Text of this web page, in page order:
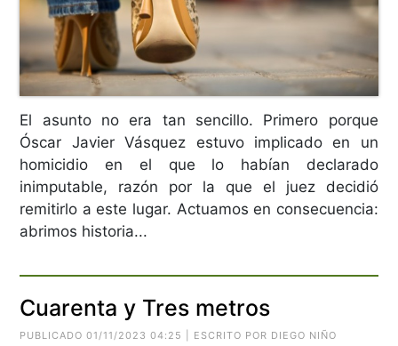
El asunto no era tan sencillo. Primero porque
Óscar Javier Vásquez estuvo implicado en un
homicidio en el que lo habían declarado
inimputable, razón por la que el juez decidió
remitirlo a este lugar. Actuamos en consecuencia:
abrimos historia...
Cuarenta y Tres metros
PUBLICADO 01/11/2023 04:25 | ESCRITO POR DIEGO NIÑO